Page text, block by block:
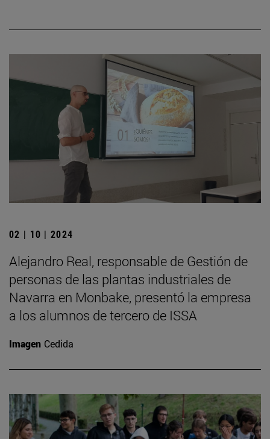
02 | 10 | 2024
Alejandro Real, responsable de Gestión de
personas de las plantas industriales de
Navarra en Monbake, presentó la empresa
a los alumnos de tercero de ISSA
Imagen Cedida